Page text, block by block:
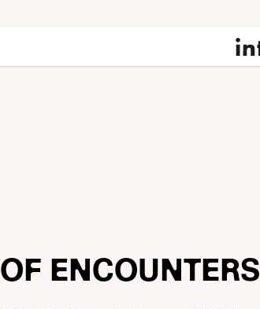
ENCOUNTERS